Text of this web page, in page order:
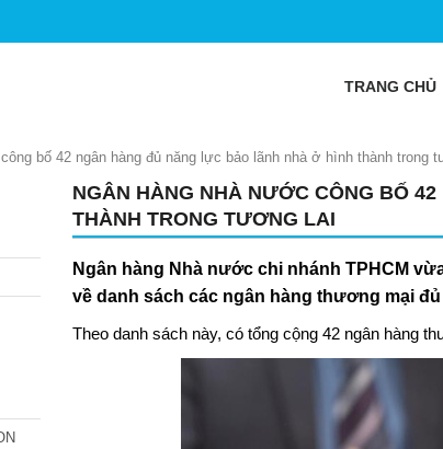
TRANG CHỦ
bố 42 ngân hàng đủ năng lực bảo lãnh nhà ở hình thành trong
NGÂN HÀNG NHÀ NƯỚC CÔNG BỐ
THÀNH TRONG TƯƠNG LAI
Ngân hàng Nhà nước chi nhánh TPHCM
về danh sách các ngân hàng thương mại
Theo danh sách này, có tổng cộng 42 ngân hàng